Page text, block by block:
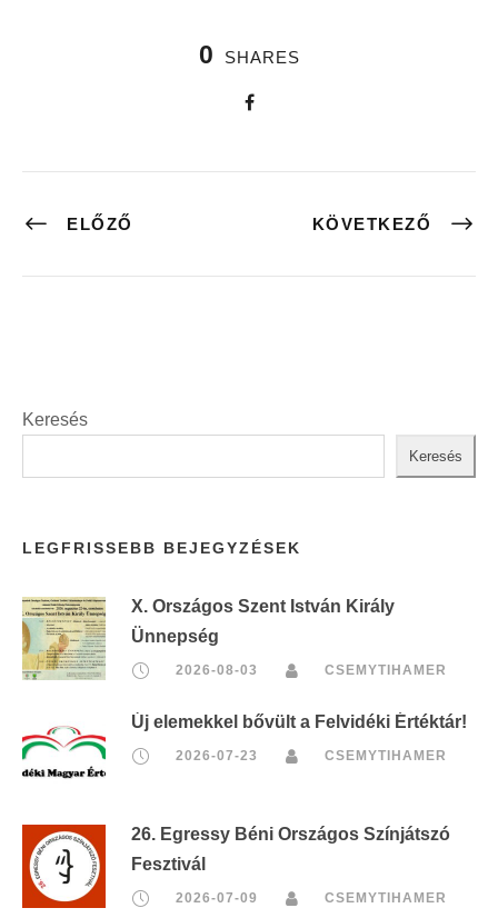
0 SHARES
ELŐZŐ KÖVETKEZŐ
Keresés
Keresés
LEGFRISSEBB BEJEGYZÉSEK
X. Országos Szent István Király
Ünnepség
2026-08-03 CSEMYTIHAMER
Új elemekkel bővült a Felvidéki Értéktár!
2026-07-23 CSEMYTIHAMER
26. Egressy Béni Országos Színjátszó
Fesztivál
2026-07-09 CSEMYTIHAMER